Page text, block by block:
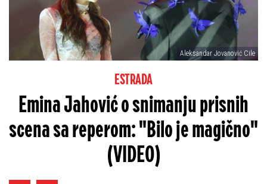
Aleksandar Jovanović Cile
ESTRADA
Emina Jahović o snimanju prisnih
scena sa reperom: "Bilo je magično"
(VIDEO)